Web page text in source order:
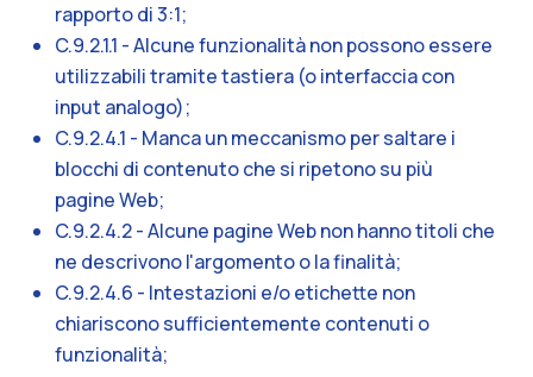
rapporto di 3:1;
C.9.2.1.1 - Alcune funzionalità non possono essere
utilizzabili tramite tastiera (o interfaccia con
input analogo);
C.9.2.4.1 - Manca un meccanismo per saltare i
blocchi di contenuto che si ripetono su più
pagine Web;
C.9.2.4.2 - Alcune pagine Web non hanno titoli che
ne descrivono l'argomento o la finalità;
C.9.2.4.6 - Intestazioni e/o etichette non
chiariscono sufficientemente contenuti o
funzionalità;